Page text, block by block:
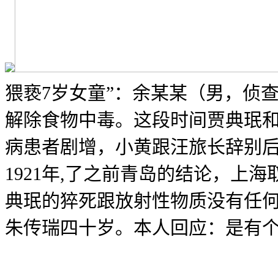
猥亵7岁女童”：余某某（男，侦
解除食物中毒。这段时间贾典珉
病患者剧增，小黄跟汪旅长辞别
1921年,了之前青岛的结论，上
典珉的猝死跟放射性物质没有任
朱传瑞四十岁。本人回应：是有